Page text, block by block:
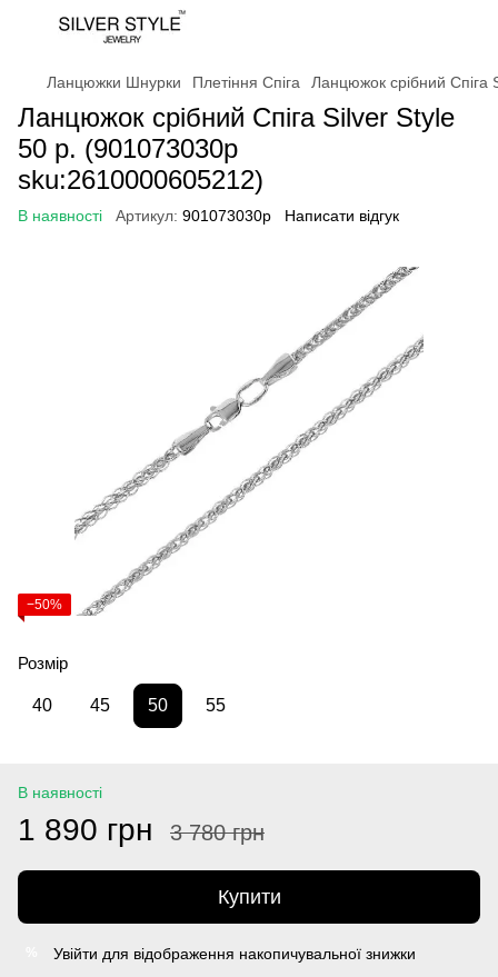
Ланцюжки Шнурки Плетіння Спіга Ланцюжок срібний
Ланцюжок срібний Спіга Silver Style
50 р. (901073030р
sku:2610000605212)
В наявності Артикул: 901073030р Написати відгук
−50%
Розмір
40 45 50 55
В наявності
1 890 грн 3 780 грн
Купити
Увійти для відображення накопичувальної знижки